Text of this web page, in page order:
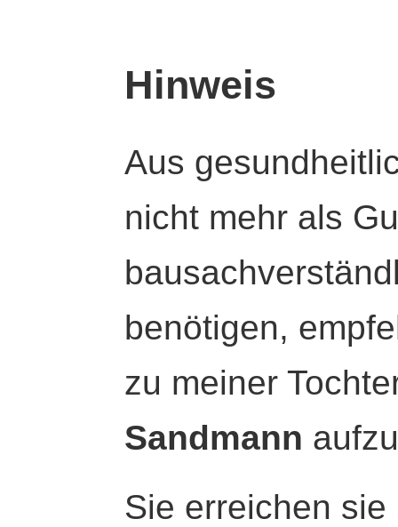
Hinweis
Aus
nicht mehr als
benötigen,
zu meiner
Sandmann
Sie erreichen sie